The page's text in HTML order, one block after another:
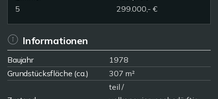
5
299.000,- €
Informationen
Baujahr
1978
Grundstücksfläche (ca.)
307 m²
teil /